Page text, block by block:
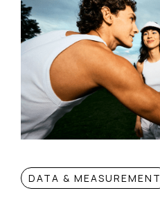
DATA & MEASUREMENT